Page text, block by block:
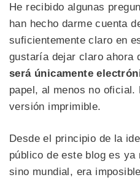
He recibido algunas
han hecho darme cuenta
suficientemente claro en
gustaría dejar claro ahora
será únicamente
papel, al menos no
versión imprimible.
Desde el principio de la
público de este blog es
sino mundial, era